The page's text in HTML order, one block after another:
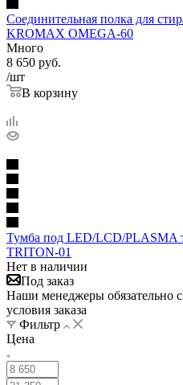
Соединительная полка для
KROMAX OMEGA-60
Много
8 650 руб.
/шт
В корзину
Тумба под LED/LCD/PLASMA
TRITON-01
Нет в наличии
Под заказ
Наши менеджеры обязательно
условия заказа
Фильтр
Цена